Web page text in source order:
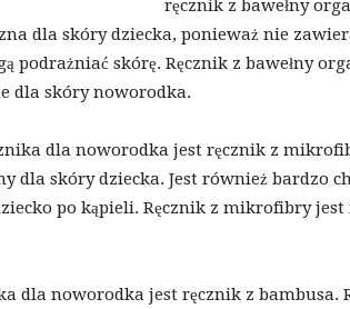
ręcznik z bawełny
dla skóry dziecka, ponieważ nie
podrażniać skórę. Ręcznik z bawełny
dla skóry noworodka.
dla noworodka jest ręcznik z
dla skóry dziecka. Jest również bardzo
po kąpieli. Ręcznik z mikrofibry
dla noworodka jest ręcznik z bambusa.